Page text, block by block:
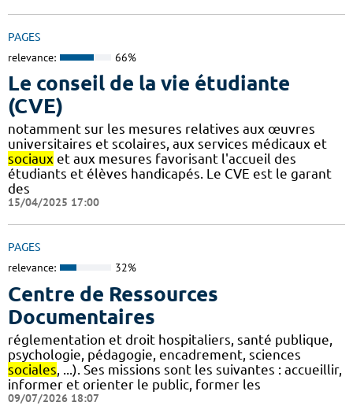
PAGES
relevance: 66%
Le conseil de la vie étudiante
(CVE)
notamment sur les mesures relatives aux œuvres
universitaires et scolaires, aux services médicaux et
sociaux et aux mesures favorisant l'accueil des
étudiants et élèves handicapés. Le CVE est le garant
des
15/04/2025 17:00
PAGES
relevance: 32%
Centre de Ressources
Documentaires
réglementation et droit hospitaliers, santé publique,
psychologie, pédagogie, encadrement, sciences
sociales , ...). Ses missions sont les suivantes : accueillir,
informer et orienter le public, former les
09/07/2026 18:07